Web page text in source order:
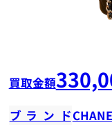
買取金額
ブランド